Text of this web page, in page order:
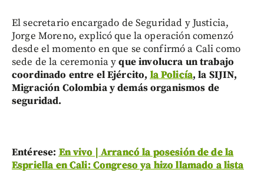
El secretario encargado de Seguridad y Justicia,
Jorge Moreno, explicó que la operación comenzó
desde el momento en que se confirmó a Cali como
sede de la ceremonia yque involucra un trabajo
coordinado entre el Ejército, la Policía, la SIJIN,
Migración Colombia y demás organismos de
seguridad.
Entérese: En vivo | Arrancó la posesión de de la
Espriella en Cali: Congreso ya hizo llamado a lista